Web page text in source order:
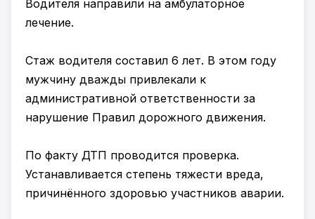
Водителя направили на амбулаторное
лечение.
Стаж водителя составил 6 лет. В этом году
мужчину дважды привлекали к
административной ответственности за
нарушение Правил дорожного движения.
По факту ДТП проводится проверка.
Устанавливается степень тяжести вреда,
причинённого здоровью участников аварии.